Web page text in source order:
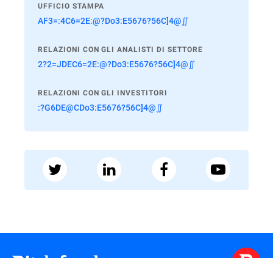
UFFICIO STAMPA
AF3=:4C6=2E:@?Do3:E5676?56C]4@∬
RELAZIONI CON GLI ANALISTI DI SETTORE
2?2=JDEC6=2E:@?Do3:E5676?56C]4@∬
RELAZIONI CON GLI INVESTITORI
:?G6DE@CDo3:E5676?56C]4@∬